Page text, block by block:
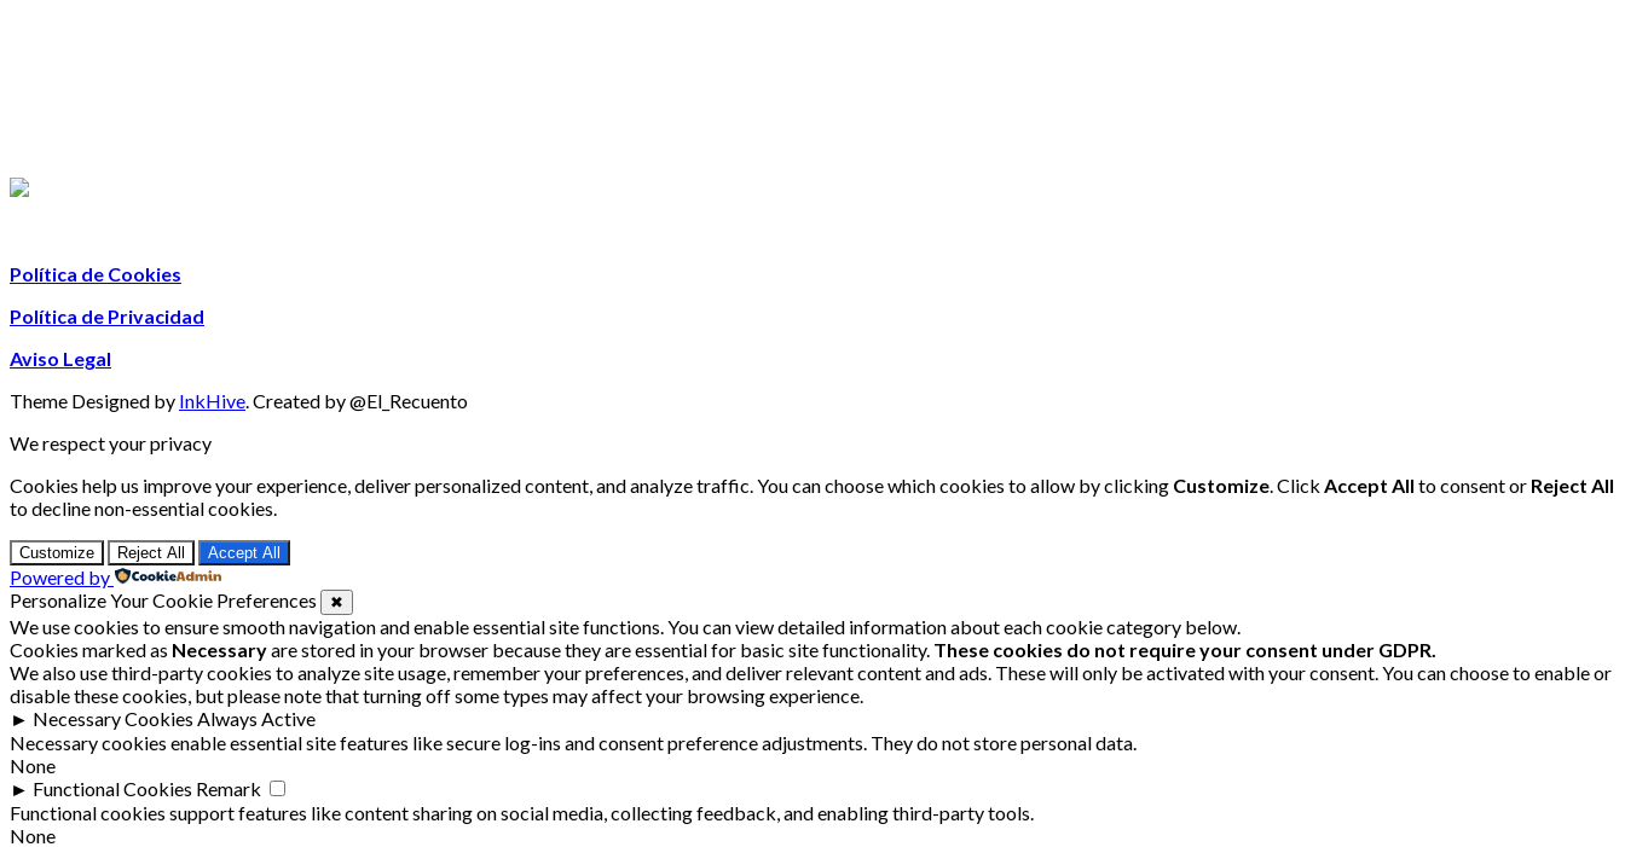
Política de Cookies
Política de Privacidad
Aviso Legal
Theme Designed by InkHive.Created by @El_Recuento
We respect your privacy
Cookies help us improve your experience, deliver personalized content, and analyze traffic. You can choose which cookies to allow by clicking Customize. Click Accept All to consent or Reject All
to decline non-essential cookies.
Customize Reject All Accept All
Powered by
Personalize Your Cookie Preferences
✖
We use cookies to ensure smooth navigation and enable essential site functions. You can view detailed information about each cookie category below.
Cookies marked as Necessaryare stored in your browser because they are essential for basic site functionality. These cookies do not require your consent under GDPR.
We also use third-party cookies to analyze site usage, remember your preferences, and deliver relevant content and ads. These will only be activated with your consent. You can choose to enable or
disable these cookies, but please note that turning off some types may affect your browsing experience.
► Necessary Cookies Always Active
Necessary cookies enable essential site features like secure log-ins and consent preference adjustments. They do not store personal data.
None
► Functional Cookies Remark
Functional cookies support features like content sharing on social media, collecting feedback, and enabling third-party tools.
None